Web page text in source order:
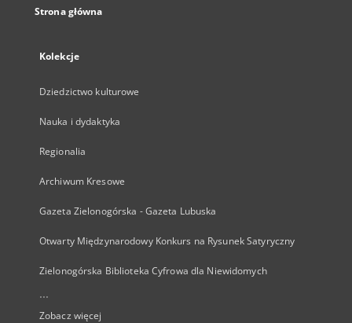
Strona główna
Kolekcje
Dziedzictwo kulturowe
Nauka i dydaktyka
Regionalia
Archiwum Kresowe
Gazeta Zielonogórska - Gazeta Lubuska
Otwarty Międzynarodowy Konkurs na Rysunek Satyryczny
Zielonogórska Biblioteka Cyfrowa dla Niewidomych
...
Zobacz więcej